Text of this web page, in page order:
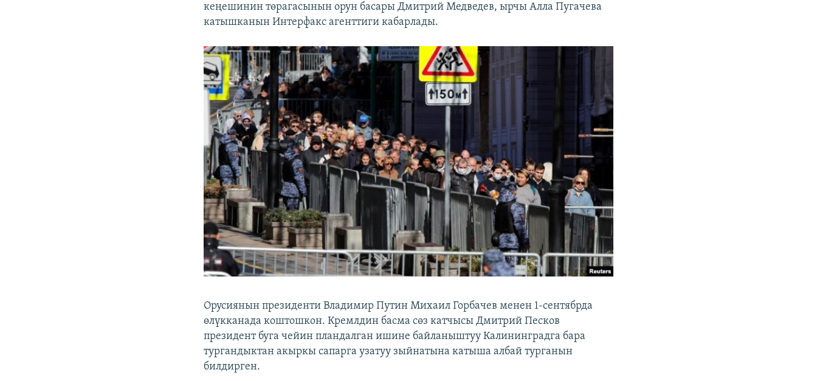
кеңешинин төрагасынын орун басары Дмитрий Медведев, ырчы Алла Пугачева
катышканын Интерфакс агенттиги кабарлады.
Орусиянын президенти Владимир Путин Михаил Горбачев менен 1-сентябрда
өлүкканада коштошкон. Кремлдин басма сөз катчысы Дмитрий Песков
президент буга чейин пландалган ишине байланыштуу Калининградга бара
тургандыктан акыркы сапарга узатуу зыйнатына катыша албай турганын
билдирген.